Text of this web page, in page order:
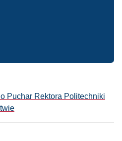
Puchar Rektora Politechniki